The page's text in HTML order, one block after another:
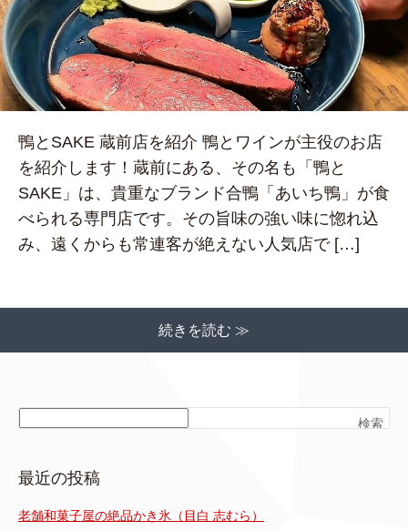
鴨とSAKE 蔵前店を紹介 鴨とワインが主役のお店
を紹介します！蔵前にある、その名も「鴨と
SAKE」は、貴重なブランド合鴨「あいち鴨」が食
べられる専門店です。その旨味の強い味に惚れ込
み、遠くからも常連客が絶えない人気店で […]
続きを読む ≫
検索
最近の投稿
老舗和菓子屋の絶品かき氷（目白 志むら）